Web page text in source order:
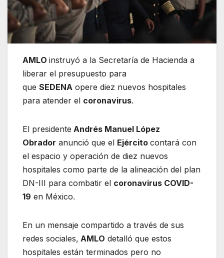
AMLO instruyó a la Secretaría de Hacienda a
liberar el presupuesto para
que SEDENA opere diez nuevos hospitales
para atender el coronavirus.
El presidente Andrés Manuel López
Obrador anunció que el Ejército contará con
el espacio y operación de diez nuevos
hospitales como parte de la alineación del plan
DN-III para combatir el coronavirus COVID-
19 en México.
En un mensaje compartido a través de sus
redes sociales, AMLO detalló que estos
hospitales están terminados pero no